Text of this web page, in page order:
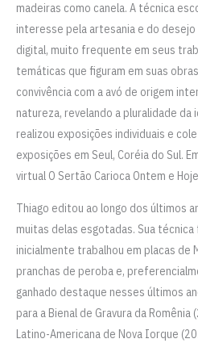
madeiras como canela. A técnica
interesse pela artesania e do
digital, muito frequente em seus
temáticas que figuram em suas
convivência com a avó de origem
natureza, revelando a pluralidade da
realizou exposições individuais e
exposições em Seul, Coréia do Sul.
virtual O Sertão Carioca Ontem e
Thiago editou ao longo dos últimos
muitas delas esgotadas. Sua técnica
inicialmente trabalhou em placas de
pranchas de peroba e,
ganhado destaque nesses últimos
para a Bienal de Gravura da
Latino-Americana de Nova Iorque